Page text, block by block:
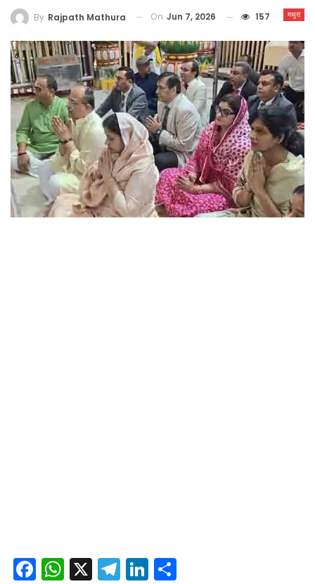
मथुरा
By Rajpath Mathura On Jun 7, 2026 157
Facebook
WhatsApp
X Telegram
LinkedIn